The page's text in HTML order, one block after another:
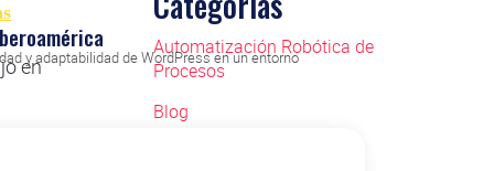
y adaptabilidad de WordPress en un entorno
en
Automatización Robótica de
Procesos
Blog